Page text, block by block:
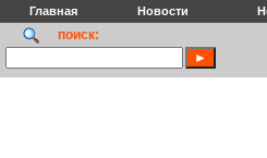
Главная Новости
поиск: